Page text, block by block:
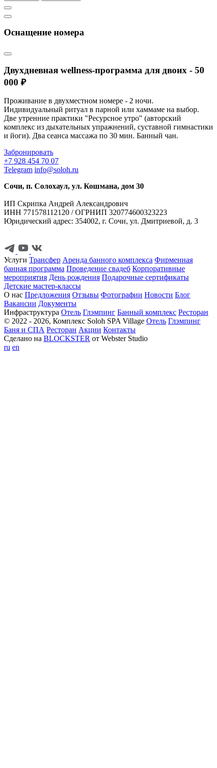
Оснащение номера
Двухдневная wellness-программа для двоих - 50
000 ₽
Проживание в двухместном номере - 2 ночи.
Индивидуальный ритуал в парной или хаммаме на выбор.
Две утренние практики "Ресурсное утро" (авторский
комплекс из дыхательных упражнений, суставной гимнастики
и йоги). Два сеанса массажа по 30 мин. Банный чан.
Забронировать
+7 928 454 70 07
Telegram info@soloh.ru
Сочи, п. Солохаул, ул. Кошмана, дом 30
ИП Скрипка Андрей Александрович
ИНН 771578112120 / ОГРНИП 320774600323223
Юридический адрес: 354002, г. Сочи, ул. Дмитриевой, д. 3
Услуги Трансфер Аренда банного комплекса Фирменная
банная программа Проведение свадеб Корпоративные
мероприятия День рождения Подарочные сертификаты
Детские мастер-классы
О нас Предложения Отзывы Фотографии Новости Блог
Вакансии Документы
Инфраструктура Отель Глэмпинг Банный комплекс Ресторан
© 2022 - 2026, Комплекс Soloh SPA Village Отель Глэмпинг
Баня и СПА Ресторан Акции Контакты
Сделано на BLOCKSTER от Webster Studio
ru en